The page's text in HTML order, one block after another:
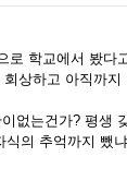
로 학교에서 봤다
상하고 아직까지
없는건가? 평생
식의 추억까지 뺐냐